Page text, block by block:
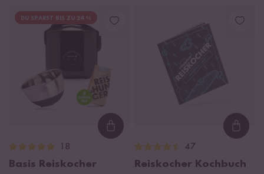
DU SPARST BIS ZU 24 %
Loading...
18
Basis Reiskocher
47
Reiskocher Kochbuch